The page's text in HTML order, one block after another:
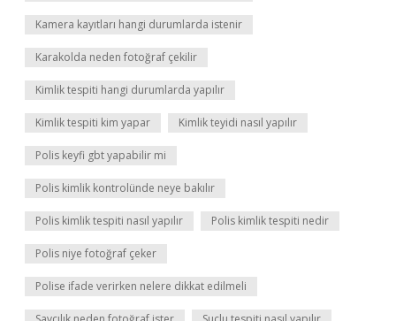
Kamera kayıtları hangi durumlarda istenir
Karakolda neden fotoğraf çekilir
Kimlik tespiti hangi durumlarda yapılır
Kimlik tespiti kim yapar Kimlik teyidi nasıl yapılır
Polis keyfi gbt yapabilir mi
Polis kimlik kontrolünde neye bakılır
Polis kimlik tespiti nasıl yapılır Polis kimlik tespiti nedir
Polis niye fotoğraf çeker
Polise ifade verirken nelere dikkat edilmeli